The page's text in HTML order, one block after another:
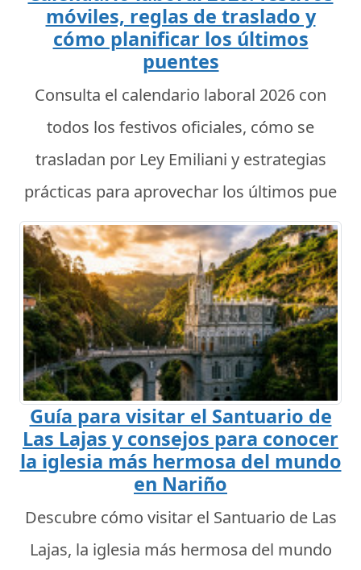
móviles, reglas de traslado y
cómo planificar los últimos
puentes
Consulta el calendario laboral 2026 con
todos los festivos oficiales, cómo se
trasladan por Ley Emiliani y estrategias
prácticas para aprovechar los últimos pue
Guía para visitar el Santuario de
Las Lajas y consejos para conocer
la iglesia más hermosa del mundo
en Nariño
Descubre cómo visitar el Santuario de Las
Lajas, la iglesia más hermosa del mundo